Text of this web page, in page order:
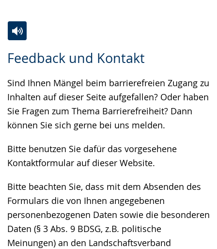
Feedback und Kontakt
Sind Ihnen Mängel beim barrierefreien Zugang zu
Inhalten auf dieser Seite aufgefallen? Oder haben
Sie Fragen zum Thema Barrierefreiheit? Dann
können Sie sich gerne bei uns melden.
Bitte benutzen Sie dafür das vorgesehene
Kontaktformular auf dieser Website.
Bitte beachten Sie, dass mit dem Absenden des
Formulars die von Ihnen angegebenen
personenbezogenen Daten sowie die besonderen
Daten (§ 3 Abs. 9 BDSG, z.B. politische
Meinungen) an den Landschaftsverband
Leichten
wechseln.
Audio-
Video
Deutscher
Gebärdensprache
wird
angezeigt.